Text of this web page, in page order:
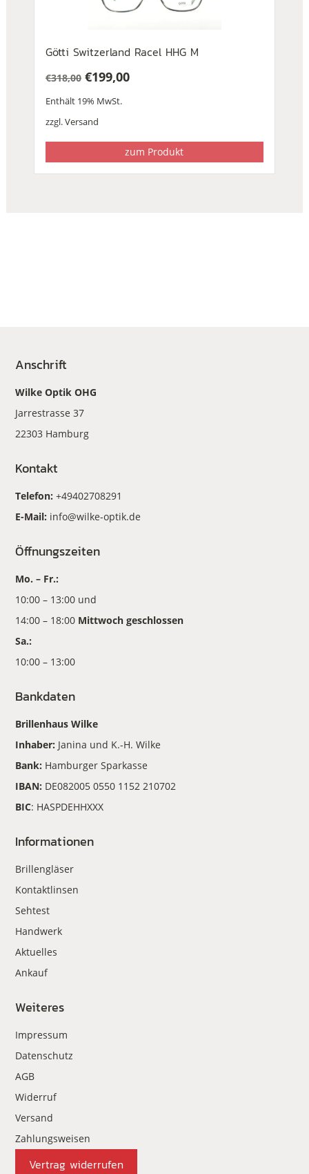
Götti Switzerland Racel HHG M
€318,00
Preis
war:
€199,00
Preis
ist:
Enthält 19% MwSt.
zzgl.Versand
zum Produkt
Anschrift
Wilke Optik OHG
Jarrestrasse 37
22303 Hamburg
Kontakt
Telefon:+49402708291
E-Mail: info@wilke-optik.de
Öffnungszeiten
Mo. – Fr.:
10:00 – 13:00 und
14:00 – 18:00 Mittwoch geschlossen
Sa.:
10:00 – 13:00
Bankdaten
Brillenhaus Wilke
Inhaber: Janina und K.-H. Wilke
Bank: Hamburger Sparkasse
IBAN: DE082005 0550 1152 210702
BIC: HASPDEHHXXX
Informationen
Brillengläser
Kontaktlinsen
Sehtest
Handwerk
Aktuelles
Ankauf
Weiteres
Impressum
Datenschutz
AGB
Widerruf
Versand
Zahlungsweisen
Vertrag widerrufen